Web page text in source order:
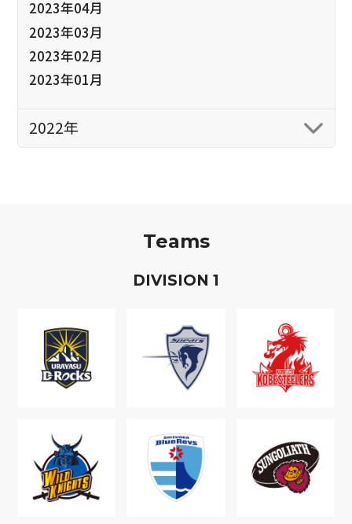
2023年04月
2023年03月
2023年02月
2023年01月
2022年
Teams
DIVISION 1